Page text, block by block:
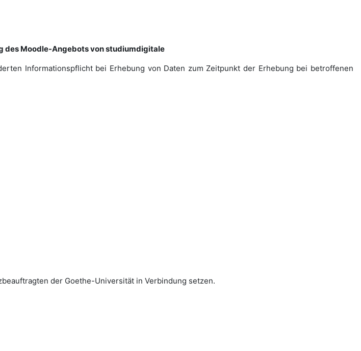
des Moodle-Angebots von studiumdigitale
Informationspflicht bei Erhebung von Daten zum Zeitpunkt der Erhebung bei betroffenen
der Goethe-Universität in Verbindung setzen.